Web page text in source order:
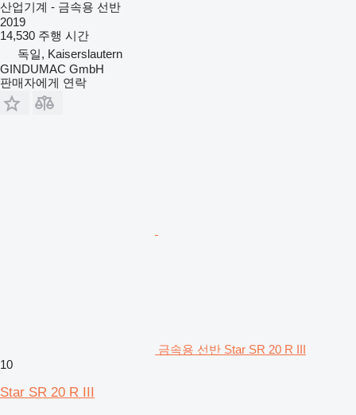
산업기계 - 금속용 선반
2019
14,530 주행 시간
독일, Kaiserslautern
GINDUMAC GmbH
판매자에게 연락
금속용 선반 Star SR 20 R III
10
Star SR 20 R III